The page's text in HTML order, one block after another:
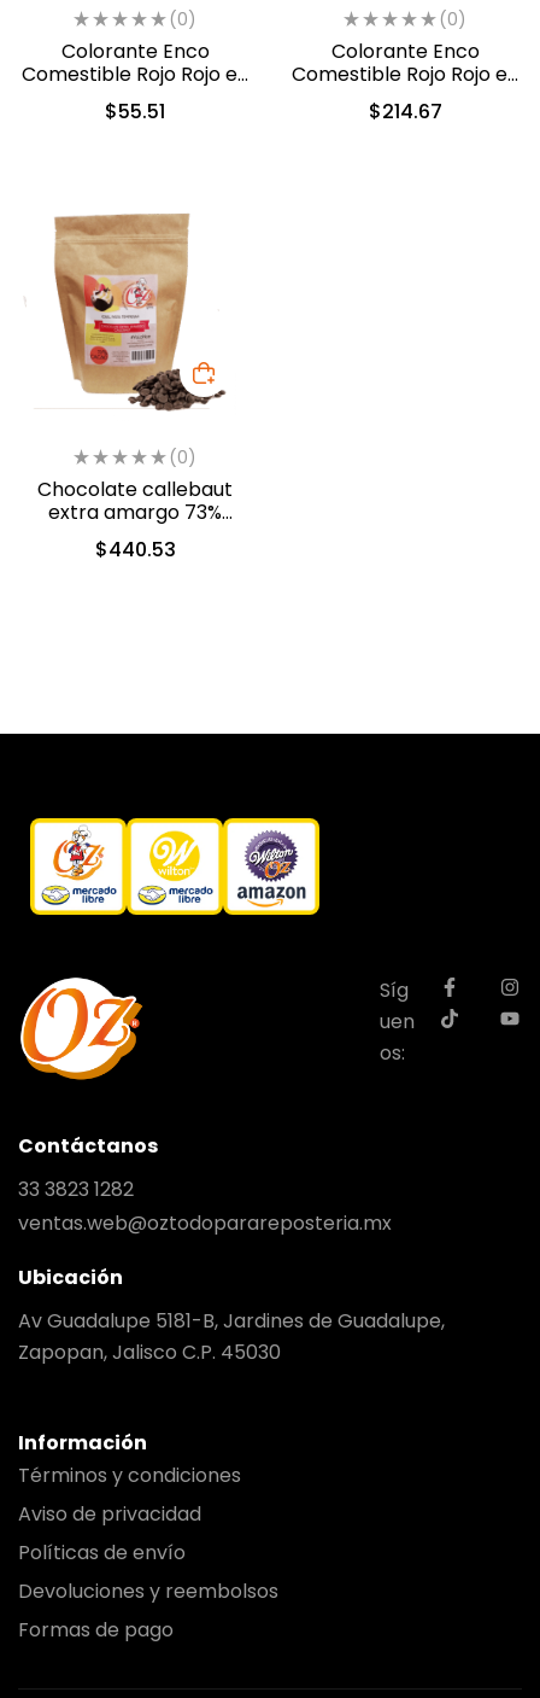
(0)
Colorante Enco
Comestible Rojo Rojo en
Gel 40gr. (1216)
$55.51
(0)
Colorante Enco
Comestible Rojo Rojo en
$214.67
(0)
Chocolate callebaut
extra amargo 73%
cacao (40-804)
$440.53
Síg
uen
os:
Contáctanos
33 3823 1282
ventas.web@oztodoparareposteria.mx
Ubicación
Av Guadalupe 5181-B, Jardines de Guadalupe,
Zapopan, Jalisco C.P. 45030
Información
Términos y condiciones
Aviso de privacidad
Políticas de envío
Devoluciones y reembolsos
Formas de pago